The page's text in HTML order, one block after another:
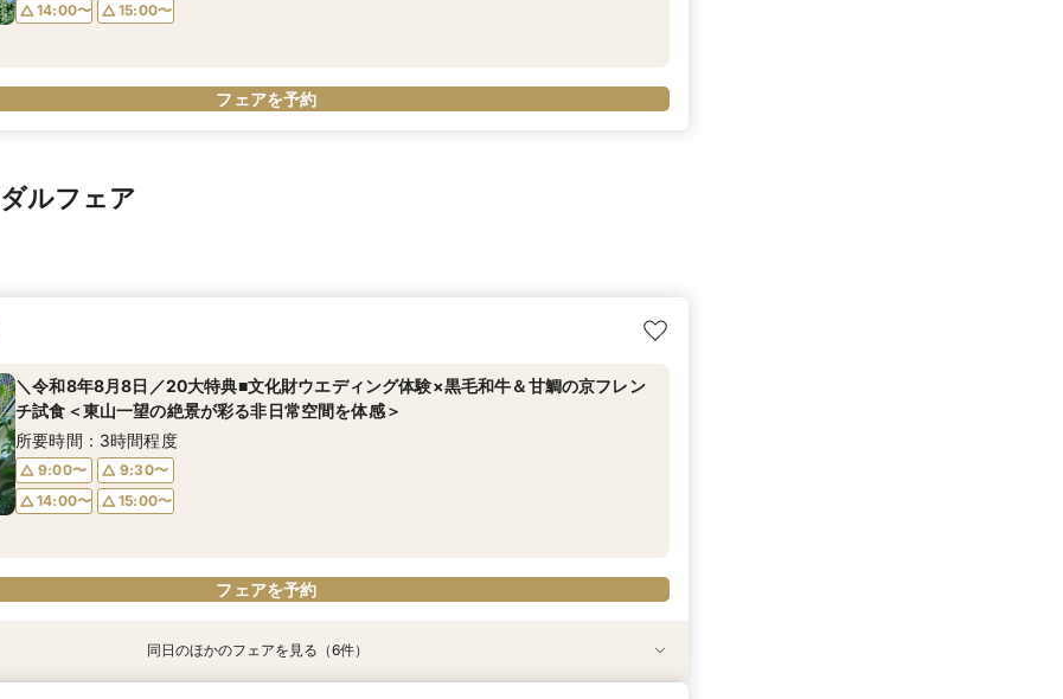
14:00〜
15:00〜
フェアを予約
ルフェア
＼令和8年8月8日／20大特典■文化財ウエディング体験×黒毛和牛＆甘鯛の京フレン
チ試食＜東山一望の絶景が彩る非日常空間を体感＞
所要時間：3時間程度
9:00〜
9:30〜
14:00〜
15:00〜
フェアを予約
同日のほかのフェアを見る（6件）